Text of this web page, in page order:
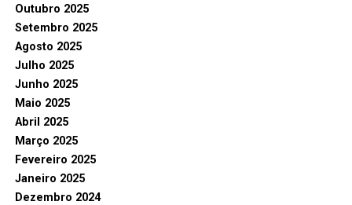
Outubro 2025
Setembro 2025
Agosto 2025
Julho 2025
Junho 2025
Maio 2025
Abril 2025
Março 2025
Fevereiro 2025
Janeiro 2025
Dezembro 2024